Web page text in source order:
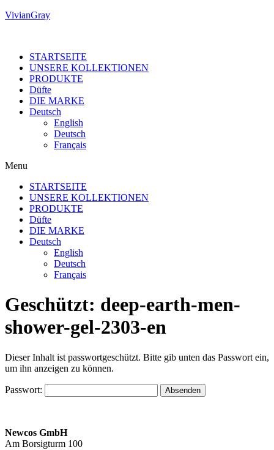
VivianGray
STARTSEITE
UNSERE KOLLEKTIONEN
PRODUKTE
Düfte
DIE MARKE
Deutsch
English
Deutsch
Français
Menu
STARTSEITE
UNSERE KOLLEKTIONEN
PRODUKTE
Düfte
DIE MARKE
Deutsch
English
Deutsch
Français
Geschützt: deep-earth-men-
shower-gel-2303-en
Dieser Inhalt ist passwortgeschützt. Bitte gib unten das Passwort ein,
um ihn anzeigen zu können.
Passwort:
Newcos GmbH
Am Borsigturm 100